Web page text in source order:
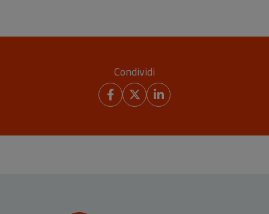
Condividi